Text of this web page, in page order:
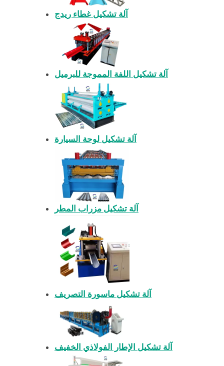
آلة تشكيل غطاء ريدج
آلة تشكيل اللفة المموجة للبرميل
آلة تشكيل لوحة السيارة
آلة تشكيل مزراب المطر
آلة تشكيل ماسورة التصريف
آلة تشكيل الإطار الفولاذي الخفيف